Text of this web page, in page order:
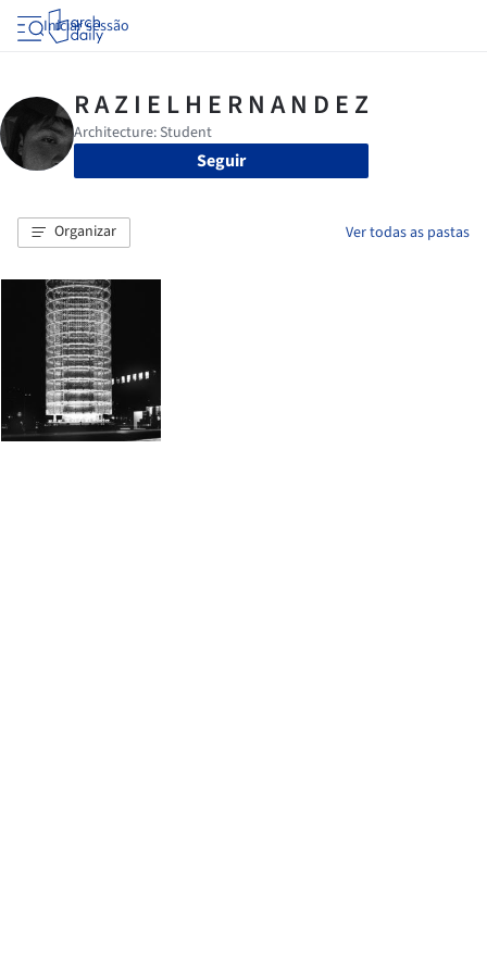
Iniciar sessão
Seguir
Organizar Ver todas as pastas